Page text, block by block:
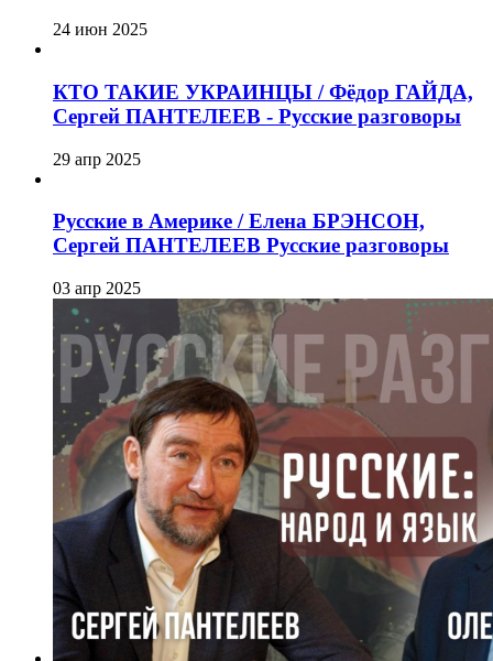
24 июн 2025
КТО ТАКИЕ УКРАИНЦЫ / Фёдор ГАЙДА,
Сергей ПАНТЕЛЕЕВ - Русские разговоры
29 апр 2025
Русские в Америке / Елена БРЭНСОН,
Сергей ПАНТЕЛЕЕВ Русские разговоры
03 апр 2025